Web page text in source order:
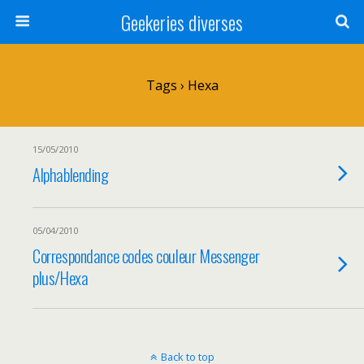
Geekeries diverses
Tags › Hexa
15/05/2010
Alphablending
05/04/2010
Correspondance codes couleur Messenger
plus/Hexa
Back to top